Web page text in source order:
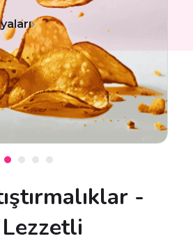
-
Lezzetli